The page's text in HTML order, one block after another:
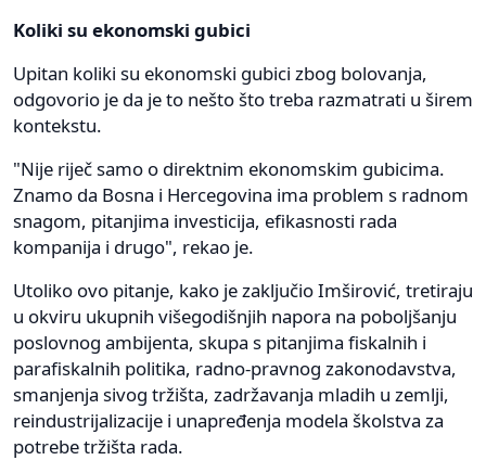
Koliki su ekonomski gubici
Upitan koliki su ekonomski gubici zbog bolovanja,
odgovorio je da je to nešto što treba razmatrati u širem
kontekstu.
"Nije riječ samo o direktnim ekonomskim gubicima.
Znamo da Bosna i Hercegovina ima problem s radnom
snagom, pitanjima investicija, efikasnosti rada
kompanija i drugo", rekao je.
Utoliko ovo pitanje, kako je zaključio Imširović, tretiraju
u okviru ukupnih višegodišnjih napora na poboljšanju
poslovnog ambijenta, skupa s pitanjima fiskalnih i
parafiskalnih politika, radno-pravnog zakonodavstva,
smanjenja sivog tržišta, zadržavanja mladih u zemlji,
reindustrijalizacije i unapređenja modela školstva za
potrebe tržišta rada.